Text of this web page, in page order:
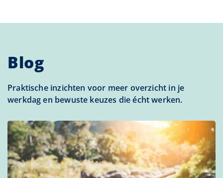
Blog
Praktische inzichten voor meer overzicht in je
werkdag en bewuste keuzes die écht werken.